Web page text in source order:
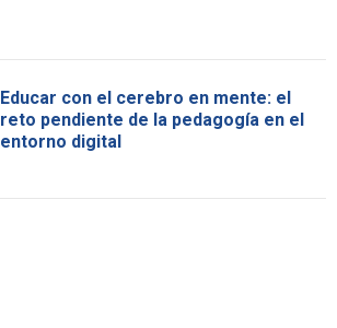
Educar con el cerebro en mente: el
reto pendiente de la pedagogía en el
entorno digital